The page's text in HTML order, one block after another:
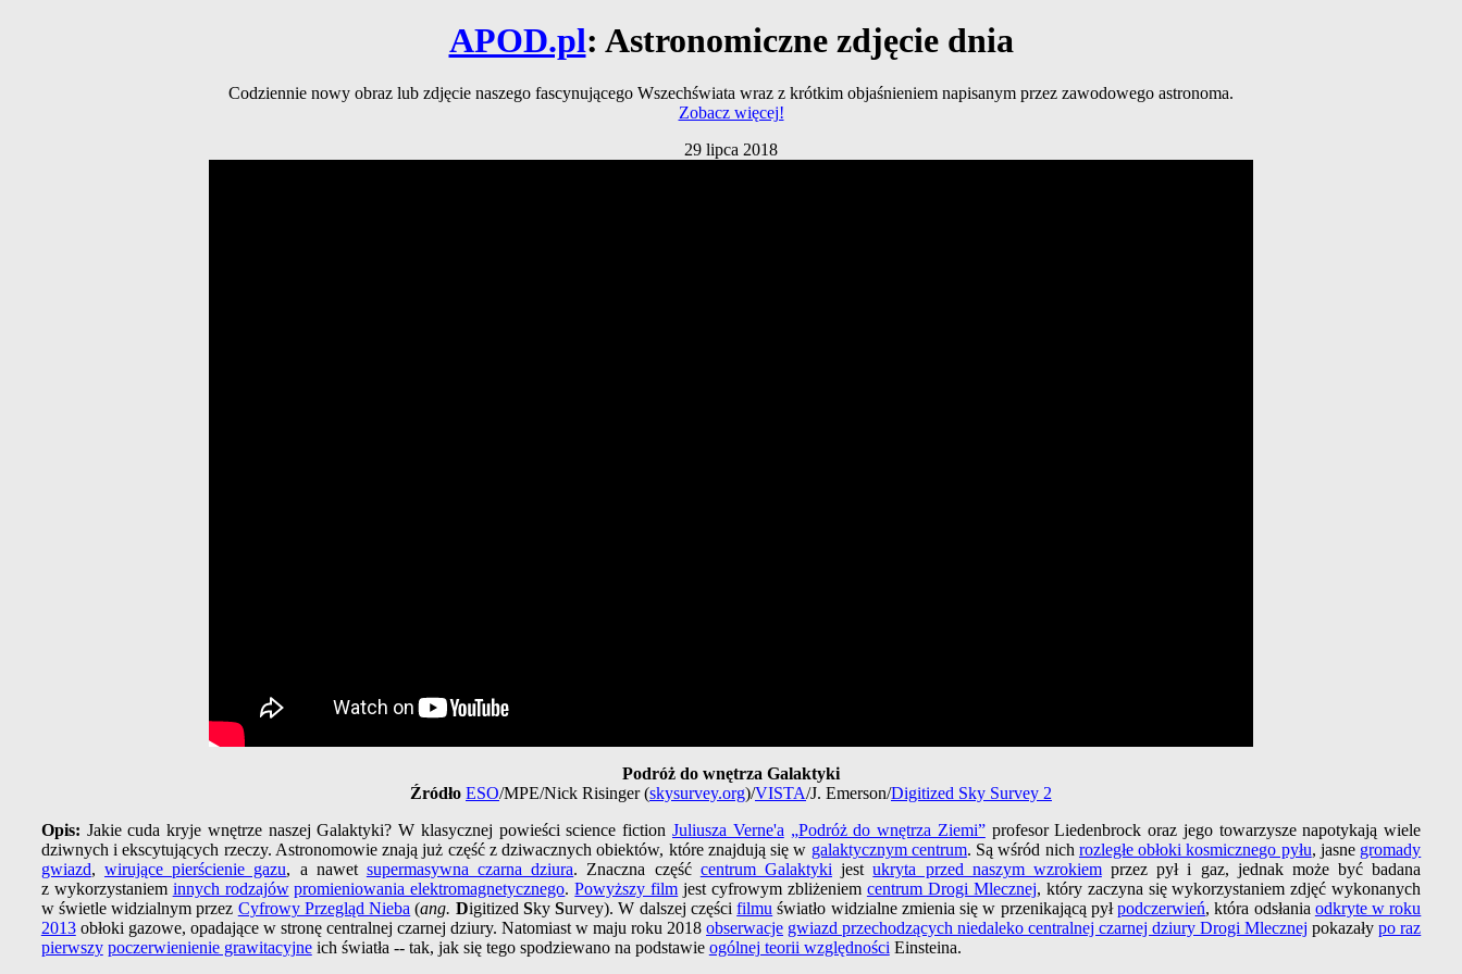
APOD.pl: Astronomiczne zdjęcie dnia
Codziennie nowy obraz lub zdjęcie naszego fascynującego Wszechświata wraz z krótkim objaśnieniem napisanym przez zawodowego astronoma.
Zobacz więcej!
29 lipca 2018
Podróż do wnętrza Galaktyki
Źródło ESO/MPE/Nick Risinger (skysurvey.org)/VISTA/J. Emerson/Digitized Sky Survey 2
Opis: Jakie cuda kryje wnętrze naszej Galaktyki? W klasycznej powieści science fiction Juliusza Verne'a „Podróż do wnętrza Ziemi”profesor Liedenbrock oraz jego towarzysze napotykają wiele
dziwnych i ekscytujących rzeczy. Astronomowie znają już część z dziwacznych obiektów, które znajdują się w galaktycznym centrum. Są wśród nich rozległe obłoki kosmicznego pyłu, jasne gromady
gwiazd, wirujące pierścienie gazu, a nawet supermasywna czarna dziura. Znaczna część centrum Galaktyki jestukryta przed naszym wzrokiemprzez pył i gaz, jednak może być badana
z wykorzystaniem innych rodzajów promieniowania elektromagnetycznego.Powyższy film jest cyfrowym zbliżeniem centrum Drogi Mlecznej, który zaczyna się wykorzystaniem zdjęć wykonanych
w świetle widzialnym przez Cyfrowy Przegląd Nieba (ang. Digitized SkySurvey). W dalszej częścifilmu światło widzialne zmienia się w przenikającą pyłpodczerwień, która odsłania odkryte w roku
2013obłoki gazowe, opadające w stronę centralnej czarnej dziury. Natomiast w maju roku 2018obserwacje gwiazd przechodzących niedaleko centralnej czarnej dziury Drogi Mlecznej pokazałypo raz
pierwszy poczerwienienie grawitacyjneich światła -- tak, jak się tego spodziewano na podstawie ogólnej teorii względności Einsteina.